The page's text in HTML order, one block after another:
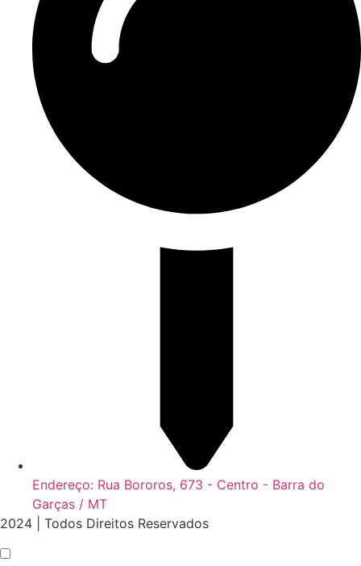
Endereço: Rua Bororos, 673 - Centro - Barra do
Garças / MT
2024 | Todos Direitos Reservados